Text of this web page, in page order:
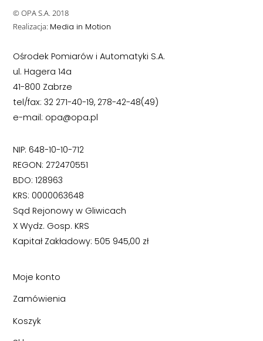
© OPA S.A. 2018
Realizacja: Media in Motion
Ośrodek Pomiarów i Automatyki S.A.
ul. Hagera 14a
41-800 Zabrze
tel/fax: 32 271-40-19, 278-42-48(49)
e-mail: opa@opa.pl
NIP: 648-10-10-712
REGON: 272470551
BDO: 128963
KRS: 0000063648
Sąd Rejonowy w Gliwicach
X Wydz. Gosp. KRS
Kapitał Zakładowy: 505 945,00 zł
Moje konto
Zamówienia
Koszyk